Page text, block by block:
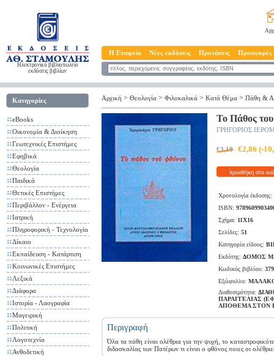
Ηλεκτρονικό βιβλιοπωλείο
εκδόσεις βιβλίων
Η Εταιρεία Νέες εκδόσεις Προτάσεις Προσφορές
Κατηγορίες
eBooks
Οικονομία & Διοίκηση
Γεωτεχνικές Επιστήμες
Εφηβικά
Θεολογία
Παιδικά
Θετικές Επιστήμες
Περιβάλλον - Ενέργεια
Ιατρική
Πληροφορική - Τεχνολογία
Δίκαιο
Εκπαίδευση - Κατάρτιση
Κοινωνικές Επιστήμες
Λεξικά
Διάφορα
Ιστορία - Λαογραφία
Μαγειρική
Πολιτική
Λογοτεχνία
Ανθοδετική
Αρχική > Θεολογία > Φιλοκαλικά > Κατά Θέμα > Πάθη &
Το Πάθος
ΓΡΗΓΟΡΙΟΣ
€3,18 €2,86 (-
προσθήκη στο
Χρονολογία έκδοσης:
ISBN:
Σχήμα: 11X16
Σελίδες: 51
Κατηγορία είδους:
Εκδότης: ΔΟΜΟΣ
Κωδικός βιβλίου:
Εξώφυλλο:
Διαθεσιμότητα:
ΠΑΡΑΓΓΕΛΙΑΣ
ΑΠΟΘΕΜΑ ΣΤΟΝ
Περιγραφή
Όλα τα πάθη είναι ολέθρια για την ψυχή, το
διδασκαλίας των Πατέρων τι είναι ο φθόνος ποιες οι